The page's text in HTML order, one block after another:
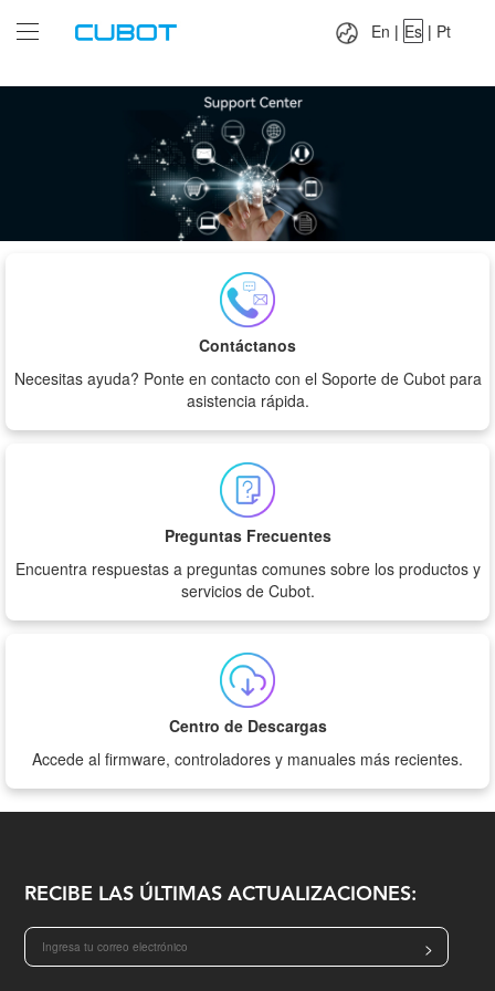
Pt
En | Es | Pt
Contáctanos
Necesitas ayuda? Ponte en contacto con el Soporte de Cubot para
asistencia rápida.
Preguntas Frecuentes
Encuentra respuestas a preguntas comunes sobre los productos y
servicios de Cubot.
Centro de Descargas
Accede al firmware, controladores y manuales más recientes.
RECIBE LAS ÚLTIMAS ACTUALIZACIONES:
>